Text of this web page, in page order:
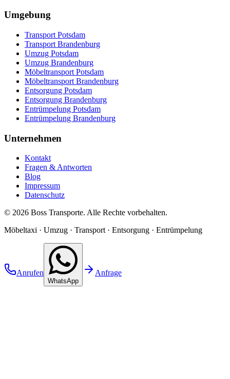
Umgebung
Transport Potsdam
Transport Brandenburg
Umzug Potsdam
Umzug Brandenburg
Möbeltransport Potsdam
Möbeltransport Brandenburg
Entsorgung Potsdam
Entsorgung Brandenburg
Entrümpelung Potsdam
Entrümpelung Brandenburg
Unternehmen
Kontakt
Fragen & Antworten
Blog
Impressum
Datenschutz
© 2026 Boss Transporte. Alle Rechte vorbehalten.
Möbeltaxi · Umzug · Transport · Entsorgung · Entrümpelung
Anrufen
WhatsApp
Anfrage